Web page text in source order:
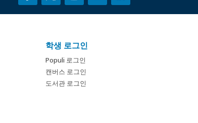
학생 로그인
Populi 로그인
캔버스 로그인
도서관 로그인